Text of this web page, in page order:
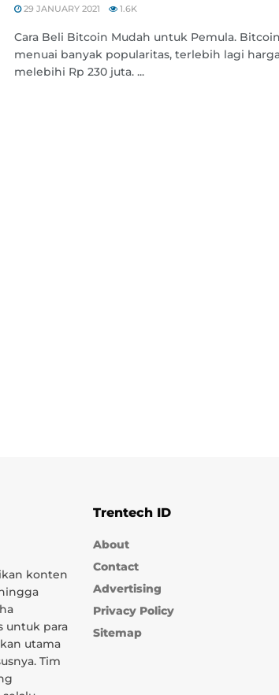
29 JANUARY 2021 1.6K
Cara Beli Bitcoin Mudah untuk Pemula.
menuai banyak popularitas, terlebih lagi
melebihi Rp 230 juta. ...
konten
untuk para
utama
Tim
Trentech ID
About
Contact
Advertising
Privacy Policy
Sitemap